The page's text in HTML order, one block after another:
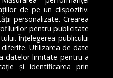
05/08/2026
de pe un dispozitiv.
personalizate. Crearea
pentru publicitate
Înțelegerea publicului
Utilizarea de date
datelor limitate pentru a
și identificarea prin